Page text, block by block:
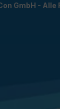
GmbH -